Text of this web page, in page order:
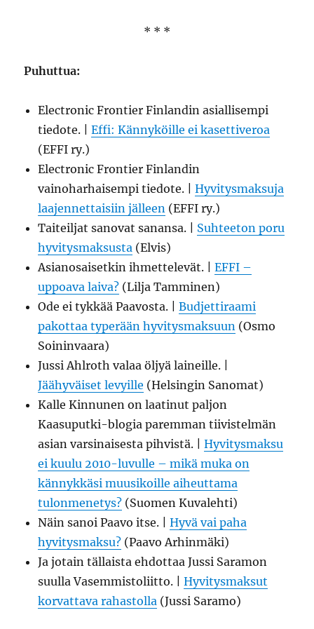
* * *
Puhuttua:
Electronic Frontier Finlandin asiallisempi
tiedote. |Effi: Kännyköille ei kasettiveroa
(EFFI ry.)
Electronic Frontier Finlandin
vainoharhaisempi tiedote. |Hyvitysmaksuja
laajennettaisiin jälleen (EFFI ry.)
Taiteiljat sanovat sanansa. | Suhteeton poru
hyvitysmaksusta (Elvis)
Asianosaisetkin ihmettelevät. |EFFI –
uppoava laiva? (Lilja Tamminen)
Ode ei tykkää Paavosta. |Budjettiraami
pakottaa typerään hyvitysmaksuun (Osmo
Soininvaara)
Jussi Ahlroth valaa öljyä laineille. |
Jäähyväiset levyille (Helsingin Sanomat)
Kalle Kinnunen on laatinut paljon
Kaasuputki-blogia paremman tiivistelmän
asian varsinaisesta pihvistä. |Hyvitysmaksu
ei kuulu 2010-luvulle – mikä muka on
kännykkäsi muusikoille aiheuttama
tulonmenetys? (Suomen Kuvalehti)
Näin sanoi Paavo itse. |Hyvä vai paha
hyvitysmaksu? (Paavo Arhinmäki)
Ja jotain tällaista ehdottaa Jussi Saramon
suulla Vasemmistoliitto. |Hyvitysmaksut
korvattava rahastolla (Jussi Saramo)